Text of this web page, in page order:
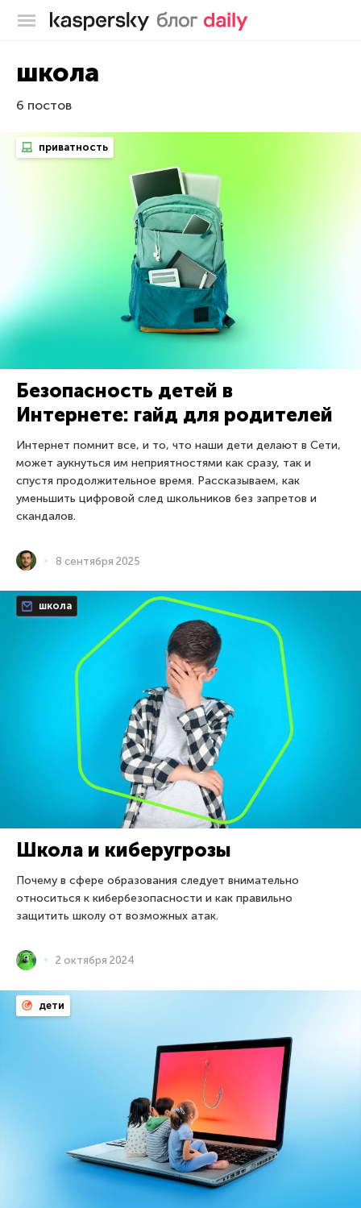
Блог Касперского
школа
6 постов
приватность
Безопасность детей в
Интернете: гайд для родителей
Интернет помнит все, и то, что наши дети делают в Сети,
может аукнуться им неприятностями как сразу, так и
спустя продолжительное время. Рассказываем, как
уменьшить цифровой след школьников без запретов и
скандалов.
8 сентября 2025
школа
Школа и киберугрозы
Почему в сфере образования следует внимательно
относиться к кибербезопасности и как правильно
защитить школу от возможных атак.
2 октября 2024
дети